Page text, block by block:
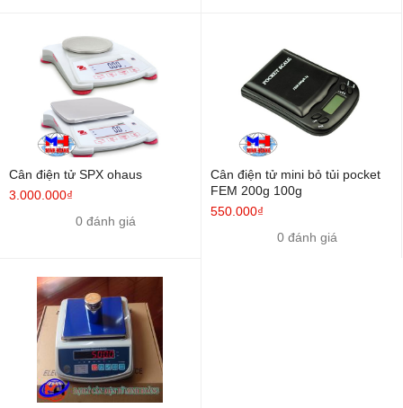
Cân điện tử SPX ohaus
3.000.000₫
0 đánh giá
Cân điện tử mini bỏ tủi pocket
FEM 200g 100g
550.000₫
0 đánh giá